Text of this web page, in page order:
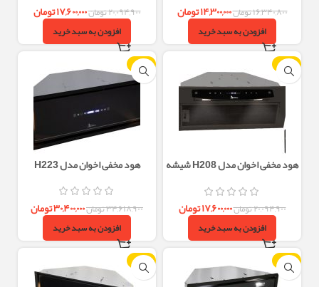
۱۶,۳۴۰,۸۰۰تومان۱۴,۳۰۰,۰۰۰تومان
افزودن به سبد خرید
۲۰,۰۹۴,۹۰۰تومان۱۷,۶۰۰,۰۰۰تومان
افزودن به سبد خرید
-12%
هود مخفی اخوان مدل H208 شیشه
۲۰,۰۹۴,۹۰۰تومان۱۷,۶۰۰,۰۰۰تومان
افزودن به سبد خرید
-12%
هود مخفی اخوان مدل H223
۳۴,۶۱۸,۹۰۰تومان۳۰,۴۰۰,۰۰۰تومان
افزودن به سبد خرید
-12%
-12%